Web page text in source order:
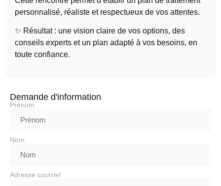
personnalisé, réaliste et respectueux de vos attentes.
✨ Résultat : une vision claire de vos options, des
conseils experts et un plan adapté à vos besoins, en
toute confiance.
Demande d'information
Prénom
Nom
Adresse courriel